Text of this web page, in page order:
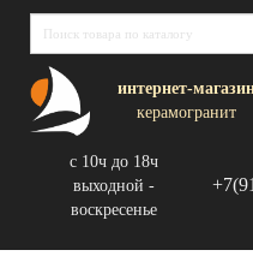
интернет-
керамогранит
с 10ч до 18ч
выходной -
воскресенье